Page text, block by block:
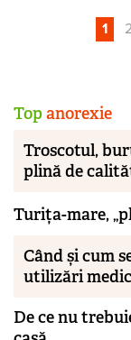
1 2
Topanorexie
Troscotul,
plină de
Turița-mare,
Când și cum
utilizări
De ce nu